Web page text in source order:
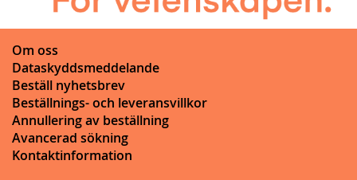
Om oss
Dataskyddsmeddelande
Beställ nyhetsbrev
Beställnings- och leveransvillkor
Annullering av beställning
Avancerad sökning
Kontaktinformation